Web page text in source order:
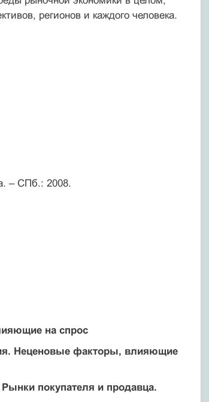
регионов и каждого человека.
– СПб.: 2008.
на спрос
Неценовые факторы, влияющие
покупателя и продавца.